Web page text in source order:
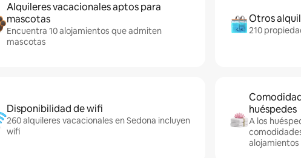
Alquileres vacacionales aptos para
mascotas
Encuentra 10 alojamientos que admiten
mascotas
Otros
210
Disponibilidad de wifi
260 alquileres vacacionales en Sedona incluyen
wifi
huéspedes
A los
alojamientos